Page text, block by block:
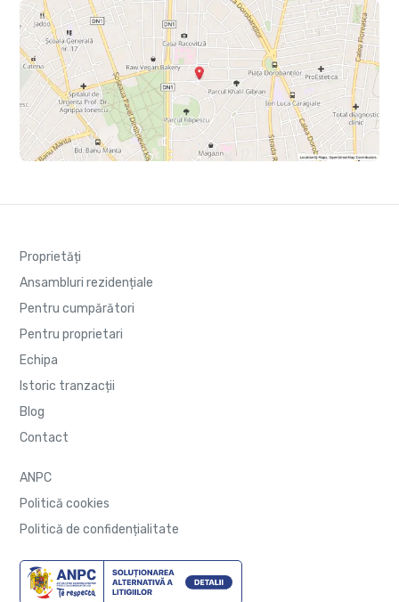
Proprietăți
Ansambluri rezidențiale
Pentru cumpărători
Pentru proprietari
Echipa
Istoric tranzacții
Blog
Contact
ANPC
Politică cookies
Politică de confidențialitate